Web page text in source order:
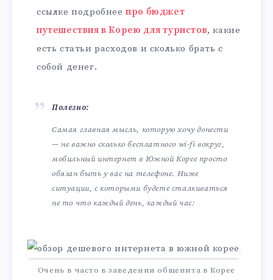
ссылке подробнеепро бюджет
путешествия в Корею для туристов, какие
есть статьи расходов и сколько брать с
собой денег.
Полезно:
Самая главная мысль, которую хочу донести
— не важно сколько бесплатного wi-fi вокруг,
мобильный интернет в Южной Корее просто
обязан быть у вас на телефоне. Ниже
ситуации, с которыми будете сталкиваться
не то что каждый день, каждый час:
Очень в часто в заведении общепита в Корее